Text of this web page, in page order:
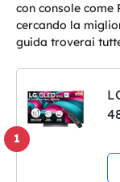
con console come
cercando la
guida troverai
1